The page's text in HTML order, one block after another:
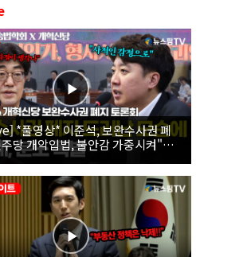
*풀영상* 이준석, 보완수사권 폐
당 개악입법, 불안감 가중시켜"｜
개혁신당 보완수사권 폐지 토론회